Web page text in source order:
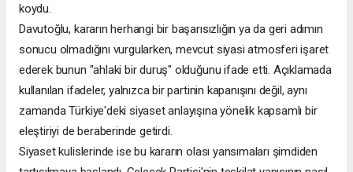
koydu.
Davutoğlu, kararın herhangi bir başarısızlığın ya da geri adımın
sonucu olmadığını vurgularken, mevcut siyasi atmosferi işaret
ederek bunun "ahlaki bir duruş" olduğunu ifade etti. Açıklamada
kullanılan ifadeler, yalnızca bir partinin kapanışını değil, aynı
zamanda Türkiye'deki siyaset anlayışına yönelik kapsamlı bir
eleştiriyi de beraberinde getirdi.
Siyaset kulislerinde ise bu kararın olası yansımaları şimdiden